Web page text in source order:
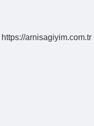
https://arnisagiyim.com.tr